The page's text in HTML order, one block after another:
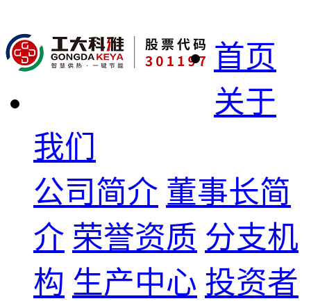
首页
关于
我们
公司简介 董事长简
介 荣誉资质 分支机
构 生产中心 投资者